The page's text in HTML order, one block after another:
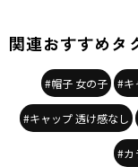
関連おすすめタ
#帽子 女の子 #キ
#キャップ 透け感なし
#カ